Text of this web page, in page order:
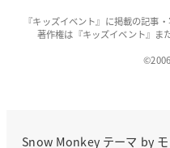
『キッズイベント』に掲載の記事
著作権は『キッズイベント』ま
Snow Monkeyテーマ by